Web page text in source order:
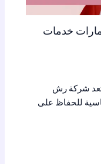
خدمات
شركة رش
للحفاظ على